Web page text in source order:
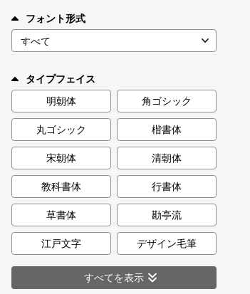
キャンペーン一覧
カート 0
マイページ
お気に入り
ご利用ガイド
フォント形式
タイプフェイス
明朝体
角ゴシック
丸ゴシック 楷書体
宋朝体 清朝体
教科書体 行書体
草書体 勘亭流
江戸文字 デザイン毛筆
すべてを表示